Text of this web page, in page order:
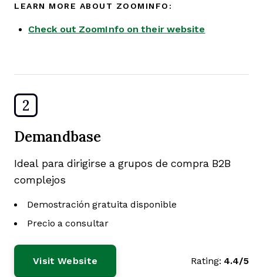
LEARN MORE ABOUT ZOOMINFO:
Check out ZoomInfo on their website
2
Demandbase
Ideal para dirigirse a grupos de compra B2B
complejos
Demostración gratuita disponible
Precio a consultar
Visit Website Rating: 4.4/5